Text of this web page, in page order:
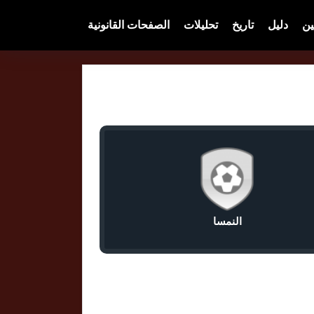
دليل تاريخ تحليلات الصفحات القانونية
النمسا